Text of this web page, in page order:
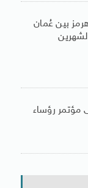
بين عُمان
لشهرين
مؤتمر رؤساء